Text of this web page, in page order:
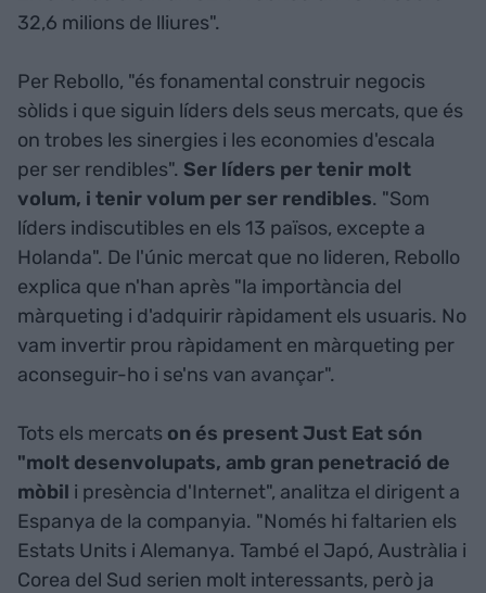
32,6 milions de lliures".
Per Rebollo, "és fonamental construir negocis
sòlids i que siguin líders dels seus mercats, que és
on trobes les sinergies i les economies d'escala
per ser rendibles". Ser líders per tenir molt
volum, i tenir volum per ser rendibles. "Som
líders indiscutibles en els 13 països, excepte a
Holanda". De l'únic mercat que no lideren, Rebollo
explica que n'han après "la importància del
màrqueting i d'adquirir ràpidament els usuaris. No
vam invertir prou ràpidament en màrqueting per
aconseguir-ho i se'ns van avançar".
Tots els mercats on és present Just Eat són
"molt desenvolupats, amb gran penetració de
mòbil i presència d'Internet", analitza el dirigent a
Espanya de la companyia. "Només hi faltarien els
Estats Units i Alemanya. També el Japó, Austràlia i
Corea del Sud serien molt interessants, però ja